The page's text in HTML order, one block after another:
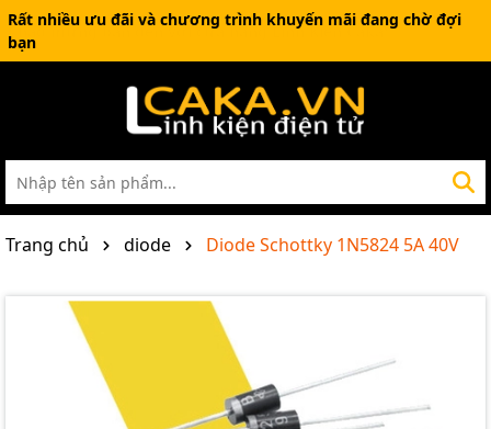
Rất nhiều ưu đãi và chương trình khuyến mãi đang chờ đợi
bạn
Trang chủ diode Diode Schottky 1N5824 5A 40V